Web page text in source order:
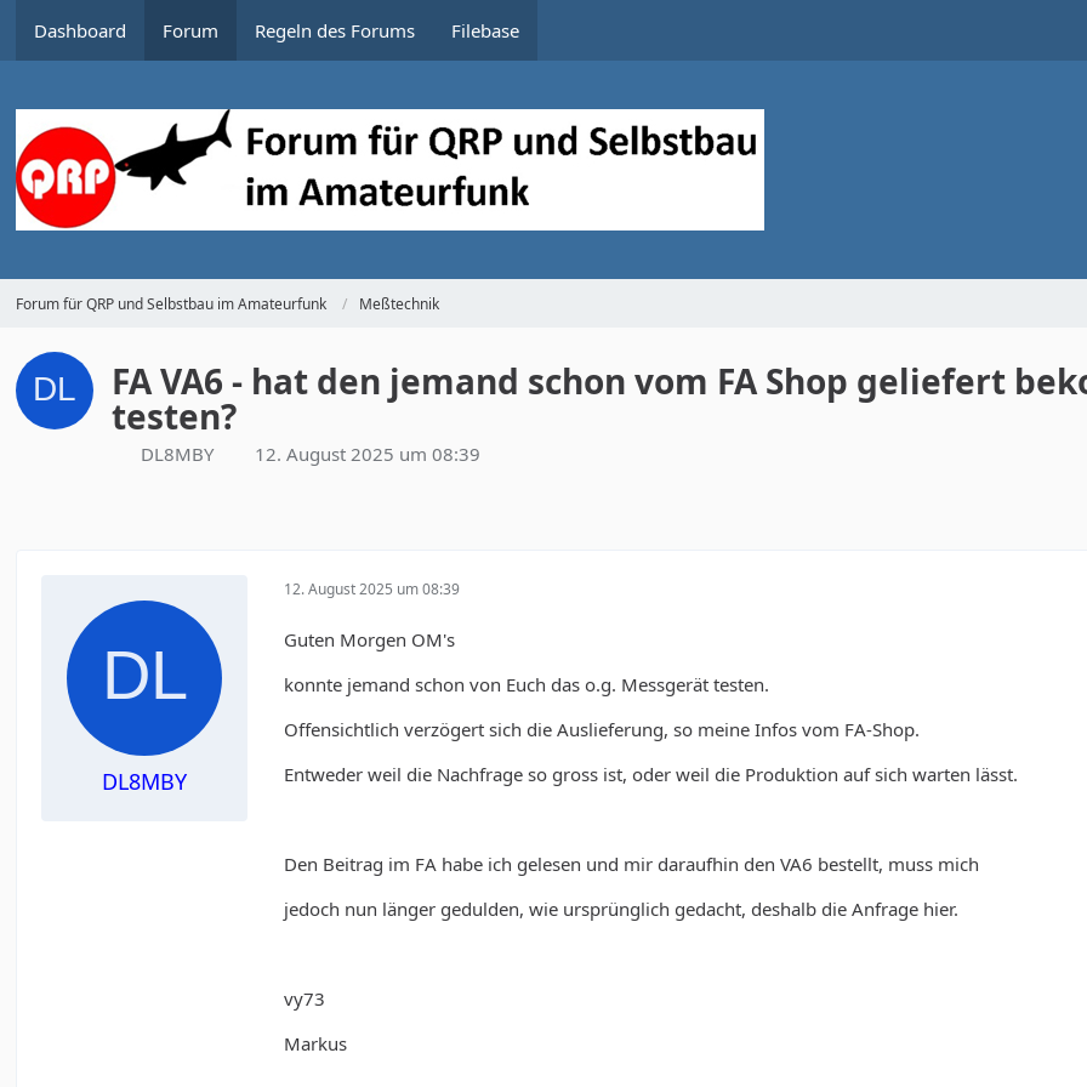
Dashboard Forum Regeln des Forums Filebase
Forum für QRP und Selbstbau im Amateurfunk Meßtechnik
FA VA6 - hat den jemand schon vom FA Shop geliefert
testen?
DL8MBY 12. August 2025 um 08:39
DL8MBY
12. August 2025 um 08:39
Guten Morgen OM's
konnte jemand schon von Euch das o.g. Messgerät testen.
Offensichtlich verzögert sich die Auslieferung, so meine Infos vom FA-Shop.
Entweder weil die Nachfrage so gross ist, oder weil die Produktion auf sich warten lässt.
Den Beitrag im FA habe ich gelesen und mir daraufhin den VA6 bestellt, muss mich
jedoch nun länger gedulden, wie ursprünglich gedacht, deshalb die Anfrage hier.
vy73
Markus